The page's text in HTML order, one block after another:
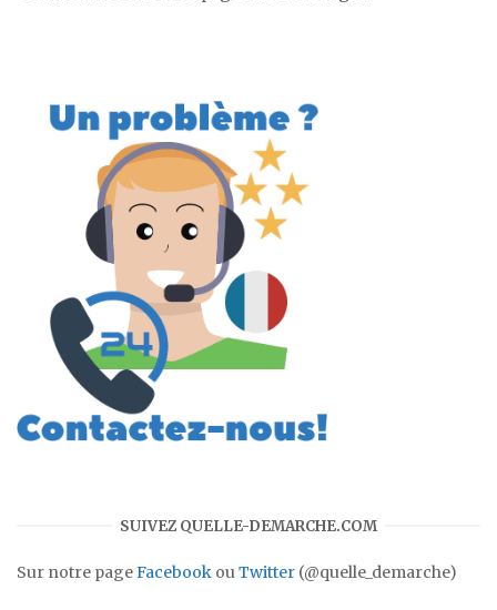
SUIVEZ QUELLE-DEMARCHE.COM
Sur notre pageFacebook ouTwitter (@quelle_demarche)